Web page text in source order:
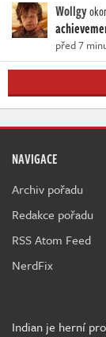
Wollgy
před 7
NAVIGACE
Archiv pořadu
Redakce pořadu
RSS Atom Feed
NerdFix
Indian je herní